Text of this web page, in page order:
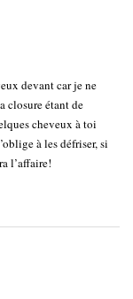
devant car je ne
closure étant de
cheveux à toi
à les défriser, si
l’affaire!